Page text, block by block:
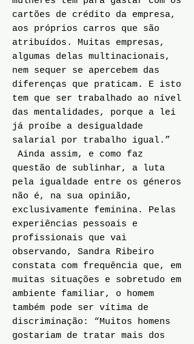
cartões de crédito da empresa,
aos próprios carros que são
atribuídos. Muitas empresas,
algumas delas multinacionais,
nem sequer se apercebem das
diferenças que praticam. E isto
tem que ser trabalhado ao nível
das mentalidades, porque a lei
já proíbe a desigualdade
salarial por trabalho igual.”
Ainda assim, e como faz
questão de sublinhar, a luta
pela igualdade entre os géneros
não é, na sua opinião,
exclusivamente feminina. Pelas
experiências pessoais e
profissionais que vai
observando, Sandra Ribeiro
constata com frequência que, em
muitas situações e sobretudo em
ambiente familiar, o homem
também pode ser vítima de
discriminação: “Muitos homens
gostariam de tratar mais dos